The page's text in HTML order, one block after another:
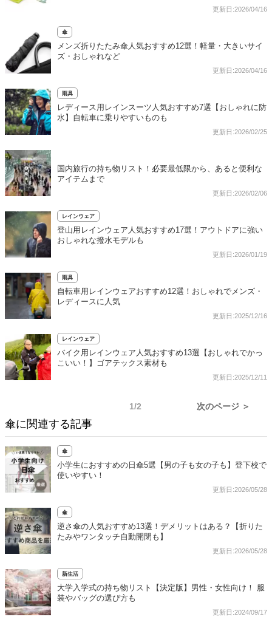
更新日:2026/04/16
傘
メンズ折りたたみ傘人気おすすめ12選！軽量・大きいサイ
ズ・おしゃれなど
更新日:2026/04/16
雨具
レディース用レインスーツ人気おすすめ7選【おしゃれに防
水】自転車に乗りやすいものも
更新日:2026/02/25
国内旅行の持ち物リスト！必要最低限から、あると便利な
アイテムまで
更新日:2026/02/06
レインウェア
登山用レインウェア人気おすすめ17選！アウトドアに強い
おしゃれな撥水モデルも
更新日:2026/01/19
雨具
自転車用レインウェアおすすめ12選！おしゃれでメンズ・
レディースに人気
更新日:2025/12/16
レインウェア
バイク用レインウェア人気おすすめ13選【おしゃれでかっ
こいい！】ゴアテックス素材も
更新日:2025/12/11
1/2 次のページ ＞
傘に関連する記事
傘
小学生におすすめの日傘5選【男の子も女の子も】登下校で
使いやすい！
更新日:2026/05/28
傘
逆さ傘の人気おすすめ13選！デメリットはある？【折りた
たみやワンタッチ自動開閉も】
更新日:2026/05/28
新生活
大学入学式の持ち物リスト【決定版】男性・女性向け！ 服
装やバッグの選び方も
更新日:2024/09/17